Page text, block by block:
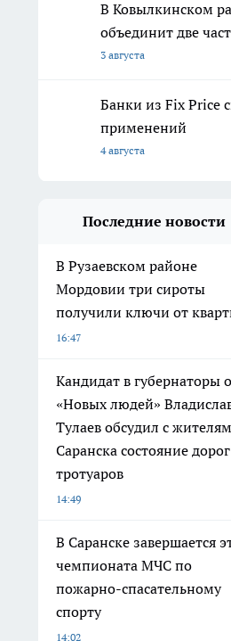
В Ковылкинском
объединит две
3 августа
Банки из Fix Price
применений
4 августа
Последние новости
В Рузаевском районе
Мордовии три сироты
получили ключи от
16:47
Кандидат в губернаторы
«Новых людей»
Тулаев обсудил с
Саранска состояние
тротуаров
14:49
В Саранске завершается
чемпионата МЧС по
пожарно-спасательному
спорту
14:02